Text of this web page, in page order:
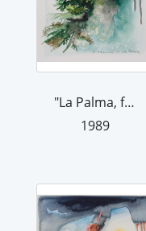
"La Palma, feucht" 1989
1989